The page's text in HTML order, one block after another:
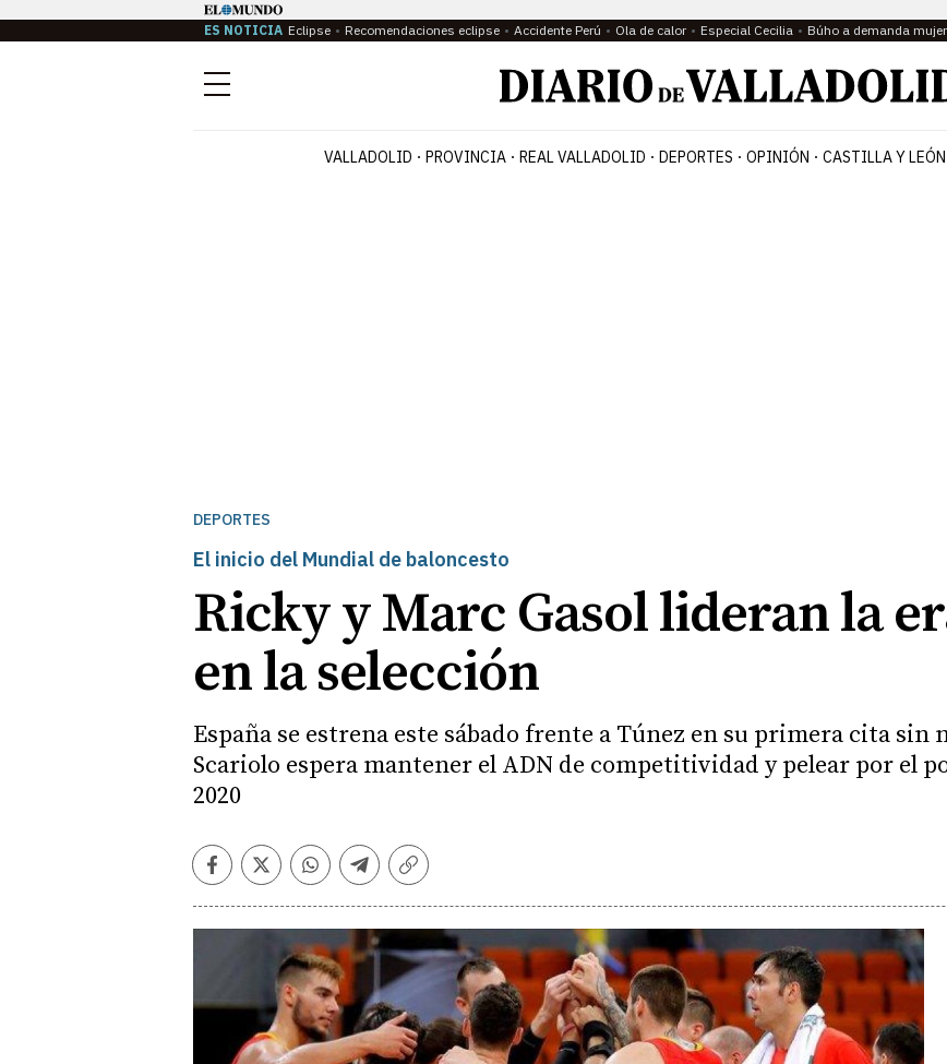
ES NOTICIA Eclipse Recomendaciones eclipse Accidente Perú Ola de calor Especial Cecilia Búho a demanda
Menú
VALLADOLID PROVINCIA REAL VALLADOLID DEPORTES OPINIÓN CASTILLA Y LEÓN
DEPORTES
El inicio del Mundial de baloncesto
Ricky y Marc Gasol lideran la
en la selección
España se estrena este sábado frente a Túnez en su primera cita sin
Scariolo espera mantener el ADN de competitividad y pelear por el
2020
Facebook
TwitterWhatsapp
Telegram
Copiar